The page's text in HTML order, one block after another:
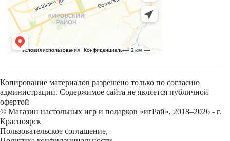
Копирование материалов разрешено только по согласию
администрации. Содержимое сайта не является публичной
офертой
© Магазин настольных игр и подарков «игРай», 2018–2026 - г.
Красноярск
Пользовательское соглашение,